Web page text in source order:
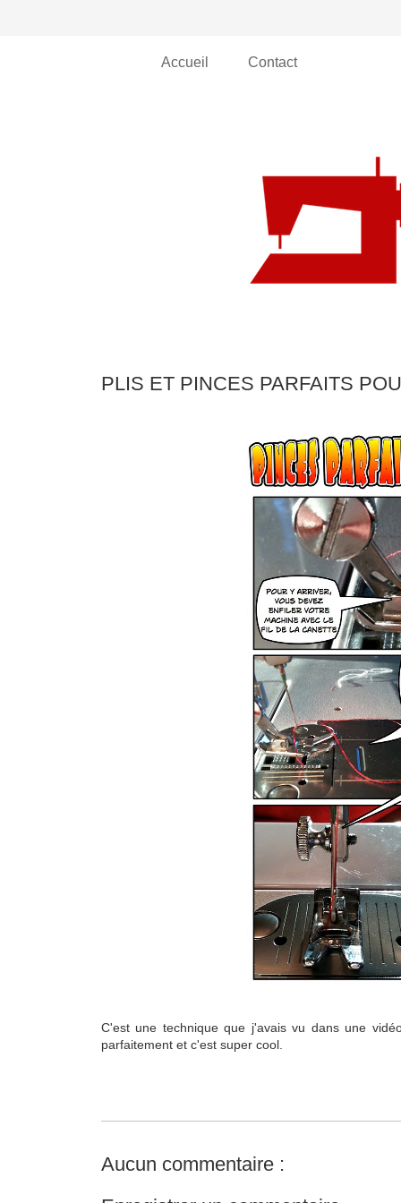
Accueil Contact
PLIS ET PINCES PARFAITS
C'est une technique que j'avais vu dans une
parfaitement et c'est super cool.
Aucun commentaire :